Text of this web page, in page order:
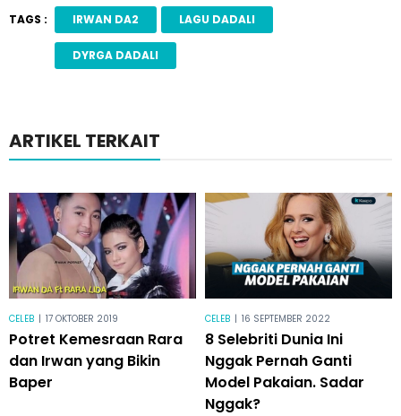
TAGS : IRWAN DA2 LAGU DADALI
DYRGA DADALI
ARTIKEL TERKAIT
CELEB | 17 OKTOBER 2019
Potret Kemesraan Rara
dan Irwan yang Bikin
Baper
CELEB | 16 SEPTEMBER 2022
8 Selebriti Dunia Ini
Nggak Pernah Ganti
Model Pakaian. Sadar
Nggak?